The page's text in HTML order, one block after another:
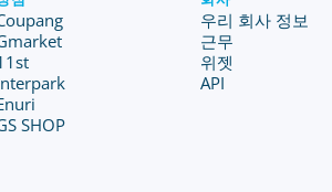
SHOP
우리 회사 정보
근무
위젯
API